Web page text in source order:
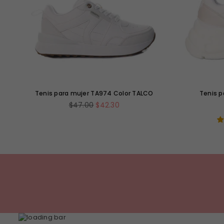
Tenis para mujer TA974 Color TALCO
Precio
$47.00 $42.30
Tenis